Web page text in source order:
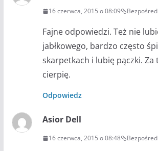
16 czerwca, 2015 o 08:09
Fajne odpowiedzi. Też nie
jabłkowego, bardzo często
skarpetkach i lubię pączki.
cierpię.
Odpowiedz
Asior Dell
16 czerwca, 2015 o 08:48